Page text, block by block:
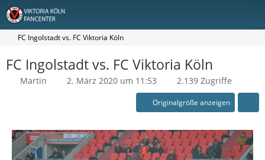
FC Ingolstadt vs. FC Viktoria Köln
FC Ingolstadt vs. FC Viktoria Köln
Martin 2. März 2020 um 11:53 2.139 Zugriffe
Originalgröße anzeigen